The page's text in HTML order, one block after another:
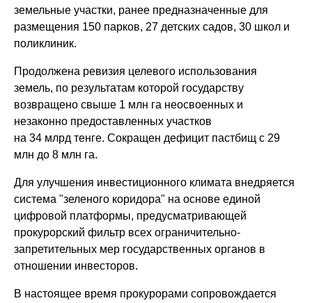
земельные участки, ранее предназначенные для
размещения 150 парков, 27 детских садов, 30 школ и
поликлиник.
Продолжена ревизия целевого использования
земель, по результатам которой государству
возвращено свыше 1 млн га неосвоенных и
незаконно предоставленных участков
на 34 млрд тенге. Сокращен дефицит пастбищ с 29
млн до 8 млн га.
Для улучшения инвестиционного климата внедряется
система "зеленого коридора" на основе единой
цифровой платформы, предусматривающей
прокурорский фильтр всех ограничительно-
запретительных мер государственных органов в
отношении инвесторов.
В настоящее время прокурорами сопровождается